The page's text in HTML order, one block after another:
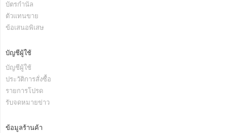
บัตรกำนัล
ตัวแทนขาย
ข้อเสนอพิเสษ
บัญชีผู้ใช้
บัญชีผู้ใช้
ประวัติการสั่งซื้อ
รายการโปรด
รับจดหมายข่าว
ข้อมูลร้านค้า